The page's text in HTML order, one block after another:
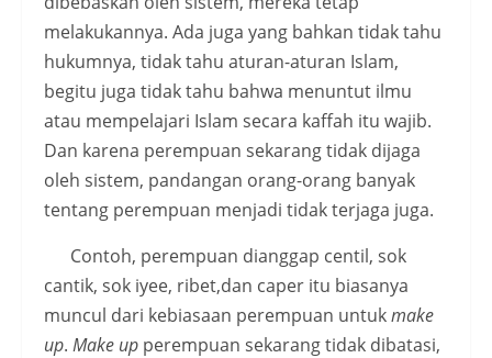
melakukannya. Ada juga yang bahkan tidak tahu
hukumnya, tidak tahu aturan-aturan Islam,
begitu juga tidak tahu bahwa menuntut ilmu
atau mempelajari Islam secara kaffah itu wajib.
Dan karena perempuan sekarang tidak dijaga
oleh sistem, pandangan orang-orang banyak
tentang perempuan menjadi tidak terjaga juga.
Contoh, perempuan dianggap centil, sok
cantik, sok iyee, ribet,dan caper itu biasanya
muncul dari kebiasaan perempuan untukmake
up. Make up perempuan sekarang tidak dibatasi,